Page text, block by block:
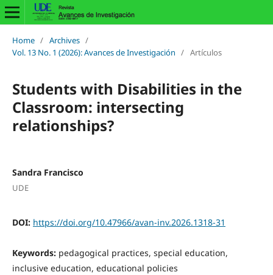
Home / Archives /
Vol. 13 No. 1 (2026): Avances de Investigación / Artículos
Students with Disabilities in the
Classroom: intersecting
relationships?
Sandra Francisco
UDE
DOI: https://doi.org/10.47966/avan-inv.2026.1318-31
Keywords: pedagogical practices, special education,
inclusive education, educational policies